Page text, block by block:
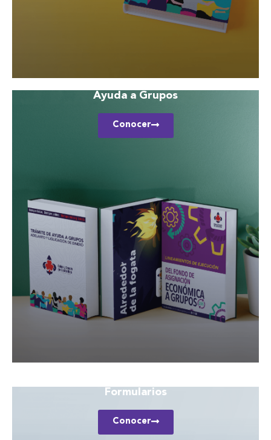
Ayuda a Grupos
Conocer
Formularios
Conocer